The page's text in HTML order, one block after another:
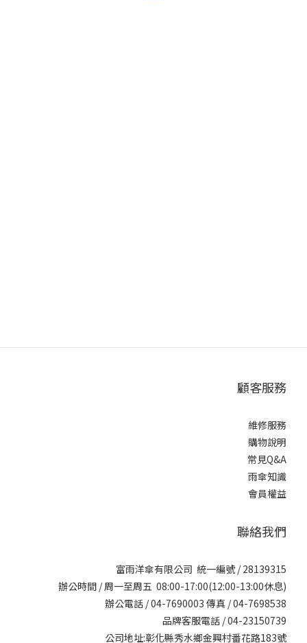
顧客服務
維修服務
購物說明
常見Q&A
雨傘知識
會員權益
聯絡我們
富雨洋傘有限公司 統一編號 / 28139315
辦公時間 / 周一至周五 08:00-17:00(12:00-13:00休息)
辦公電話 / 04-7690003 傳真 / 04-7698538
品牌客服電話 / 04-23150739
公司地址:彰化縣秀水鄉金興村番花路183號